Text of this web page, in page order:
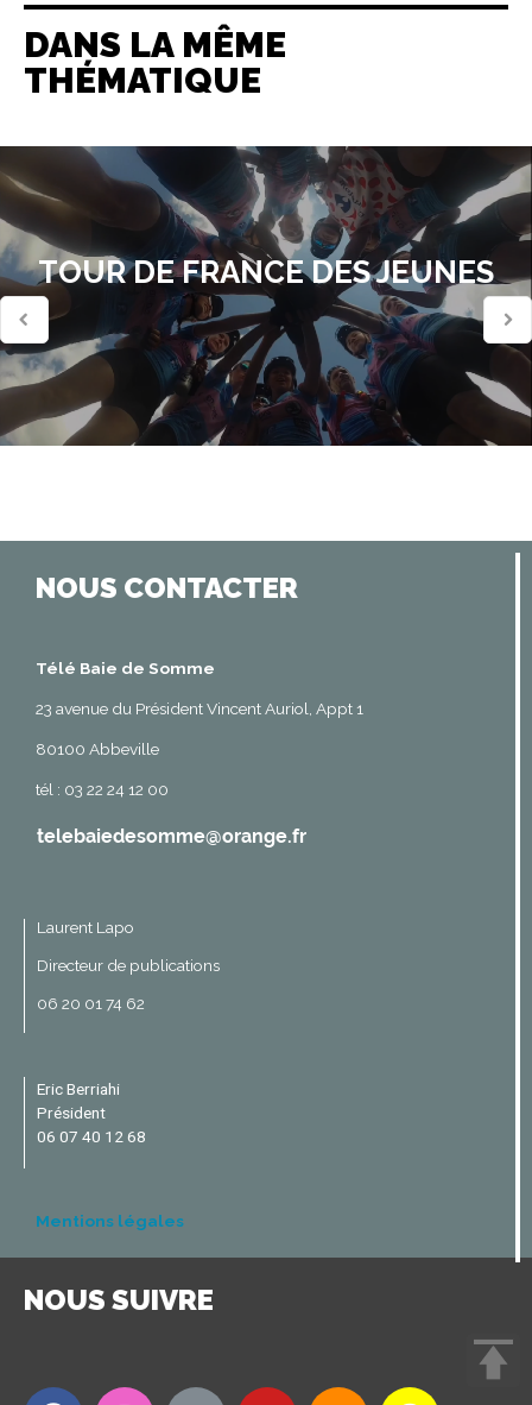
DANS LA MÊME
THÉMATIQUE
TOUR DE FRANCE DES JEUNES
NOUS CONTACTER
Télé Baie de Somme
23 avenue du Président Vincent Auriol, Appt 1
80100 Abbeville
tél : 03 22 24 12 00
Laurent Lapo
Directeur de publications
06 20 01 74 62
Eric Berriahi
Président
06 07 40 12 68
Mentions légales
NOUS SUIVRE